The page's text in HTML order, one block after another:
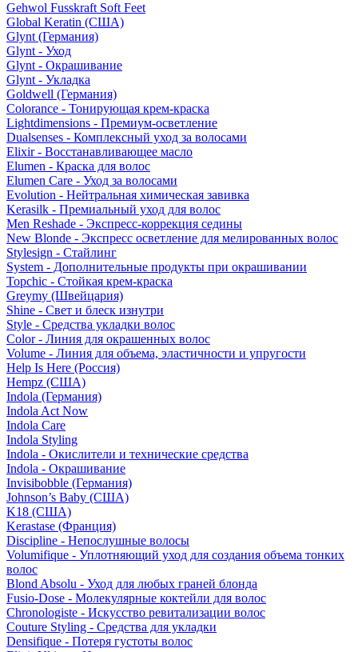
Gehwol Fusskraft Soft Feet
Global Keratin (США)
Glynt (Германия)
Glynt - Уход
Glynt - Окрашивание
Glynt - Укладка
Goldwell (Германия)
Colorance - Тонирующая крем-краска
Lightdimensions - Премиум-осветление
Dualsenses - Комплексный уход за волосами
Elixir - Восстанавливающее масло
Elumen - Краска для волос
Elumen Care - Уход за волосами
Evolution - Нейтральная химическая завивка
Kerasilk - Премиальный уход для волос
Men Reshade - Экспресс-коррекция седины
New Blonde - Экспресс осветление для мелированных волос
Stylesign - Стайлинг
System - Дополнительные продукты при окрашивании
Topchic - Стойкая крем-краска
Greymy (Швейцария)
Shine - Свет и блеск изнутри
Style - Средства укладки волос
Color - Линия для окрашенных волос
Volume - Линия для объема, эластичности и упругости
Help Is Here (Россия)
Hempz (США)
Indola (Германия)
Indola Act Now
Indola Care
Indola Styling
Indola - Окислители и технические средства
Indola - Окрашивание
Invisibobble (Германия)
Johnson’s Baby (США)
K18 (США)
Kerastase (Франция)
Discipline - Непослушные волосы
Volumifique - Уплотняющий уход для создания объема тонких
волос
Blond Absolu - Уход для любых граней блонда
Fusio-Dose - Молекулярные коктейли для волос
Chronologiste - Искусство ревитализации волос
Couture Styling - Средства для укладки
Densifique - Потеря густоты волос